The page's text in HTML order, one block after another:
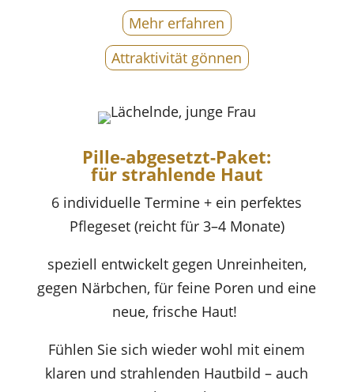
Mehr erfahren
Attraktivität gönnen
Pille-abgesetzt-Paket:
für strahlende Haut
6 individuelle Termine + ein perfektes
Pflegeset (reicht für 3–4 Monate)
speziell entwickelt gegen Unreinheiten,
gegen Närbchen, für feine Poren und eine
neue, frische Haut!
Fühlen Sie sich wieder wohl mit einem
klaren und strahlenden Hautbild – auch